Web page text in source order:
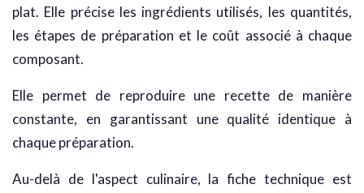
plat. Elle précise les ingrédients utilisés, les quantités,
les étapes de préparation et le coût associé à chaque
composant.
Elle permet de reproduire une recette de manière
constante, en garantissant une qualité identique à
chaque préparation.
Au-delà de l'aspect culinaire, la fiche technique est